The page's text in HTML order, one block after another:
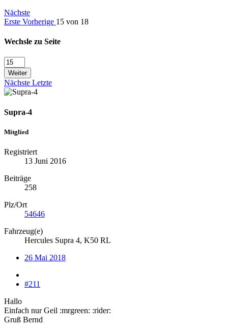
Nächste
Erste Vorherige 15 von 18
Wechsle zu Seite
Weiter
Nächste Letzte
Supra-4
Mitglied
Registriert
13 Juni 2016
Beiträge
258
Plz/Ort
54646
Fahrzeug(e)
Hercules Supra 4, K50 RL
26 Mai 2018
#211
Hallo
Einfach nur Geil :mrgreen: :rider:
Gruß Bernd